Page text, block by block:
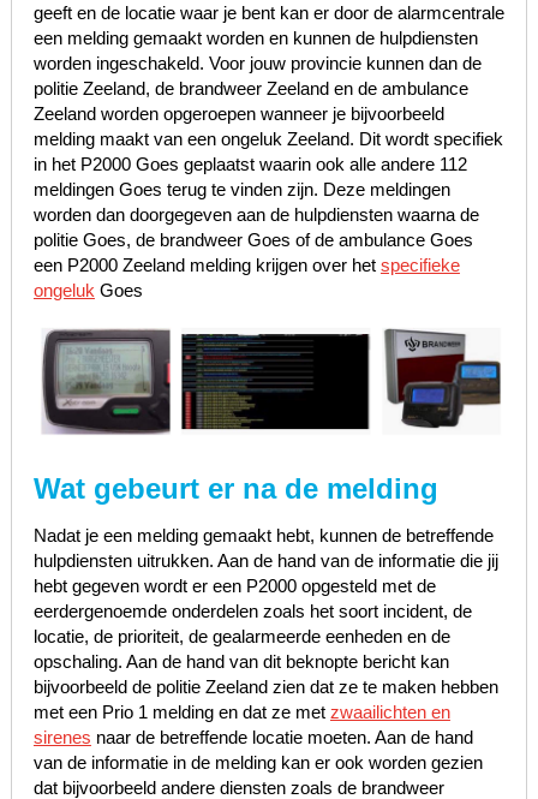
geeft en de locatie waar je bent kan er door de alarmcentrale
een melding gemaakt worden en kunnen de hulpdiensten
worden ingeschakeld. Voor jouw provincie kunnen dan de
politie Zeeland, de brandweer Zeeland en de ambulance
Zeeland worden opgeroepen wanneer je bijvoorbeeld
melding maakt van een ongeluk Zeeland. Dit wordt specifiek
in het P2000 Goes geplaatst waarin ook alle andere 112
meldingen Goes terug te vinden zijn. Deze meldingen
worden dan doorgegeven aan de hulpdiensten waarna de
politie Goes, de brandweer Goes of de ambulance Goes
een P2000 Zeeland melding krijgen over het specifieke
ongelukGoes
Wat gebeurt er na de melding
Nadat je een melding gemaakt hebt, kunnen de betreffende
hulpdiensten uitrukken. Aan de hand van de informatie die jij
hebt gegeven wordt er een P2000 opgesteld met de
eerdergenoemde onderdelen zoals het soort incident, de
locatie, de prioriteit, de gealarmeerde eenheden en de
opschaling. Aan de hand van dit beknopte bericht kan
bijvoorbeeld de politie Zeeland zien dat ze te maken hebben
met een Prio 1 melding en dat ze met zwaailichten en
sirenes naar de betreffende locatie moeten. Aan de hand
van de informatie in de melding kan er ook worden gezien
dat bijvoorbeeld andere diensten zoals de brandweer